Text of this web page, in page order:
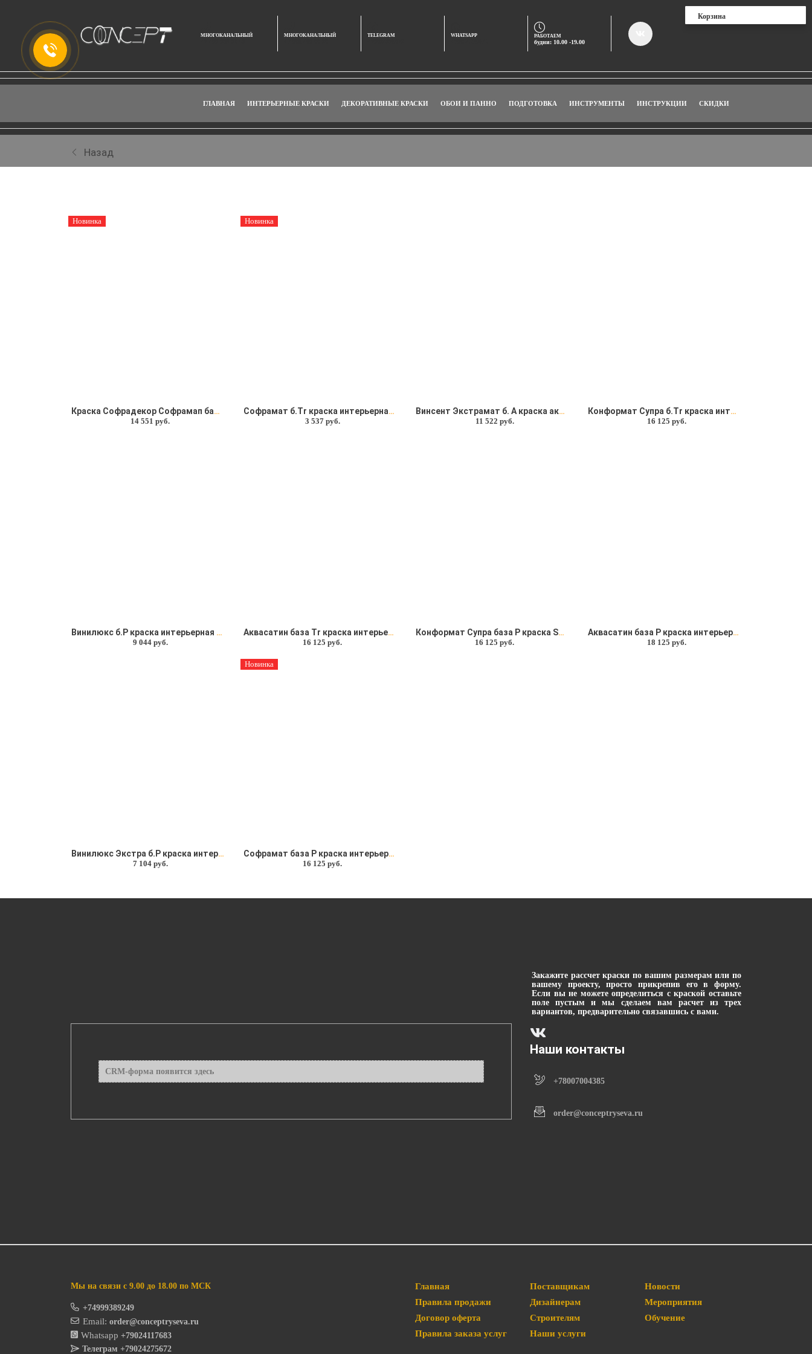
МНОГОКАНАЛЬНЫЙ МНОГОКАНАЛЬНЫЙ TELEGRAM WHATSAPP РАБОТАЕМ
будни: 10.00 -19.00
ГЛАВНАЯ ИНТЕРЬЕРНЫЕ КРАСКИ ДЕКОРАТИВНЫЕ КРАСКИ ОБОИ И ПАННО ПОДГОТОВКА ИНСТРУМЕНТЫ ИНСТРУКЦИИ СКИДКИ
Назад
Корзина
Новинка
Краска Софрадекор Софрамап база Р (9л)
14 551 руб.
Новинка
Софрамат б.Tr краска интерьерная Soframap (Софрамап)
3 537 руб.
Винсент Экстрамат б. А краска акрилатная шелковисто-матовая
11 522 руб.
Конформат Супра б.Тr краска интерьерная Soframap (Софрамап)
16 125 руб.
Винилюкс б.P краска интерьерная Soframap (Софрамап) 15л
9 044 руб.
Аквасатин база Tr краска интерьерная Soframap (Софрамап)
16 125 руб.
Конформат Супра база P краска Soframap (Софрамар)
16 125 руб.
Аквасатин база P краска интерьерная Soframap (Софрамап)
18 125 руб.
Винилюкс Экстра б.P краска интерьерная Soframap (Софрамап)
7 104 руб.
Новинка
Софрамат база Р краска интерьерная Soframap (Софрамап)
16 125 руб.
CRM-форма появится здесь
Закажите рассчет краски по вашим размерам или по
вашему проекту, просто прикрепив его в форму.
Если вы не можете определиться с краской оставьте
поле пустым и мы сделаем вам расчет из трех
вариантов, предварительно связавшись с вами.
Наши контакты
+78007004385
order@conceptryseva.ru
Мы на связи с 9.00 до 18.00 по МСК
+74999389249
Email: order@conceptryseva.ru
Whatsapp +79024117683
Телеграм +79024275672
Главная
Правила продажи
Договор оферта
Правила заказа услуг
Поставщикам
Дизайнерам
Строителям
Наши услуги
Новости
Мероприятия
Обучение